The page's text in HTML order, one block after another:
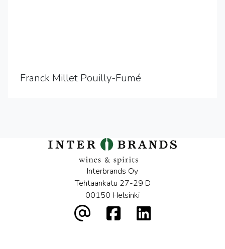
Franck Millet Pouilly-Fumé
Interbrands Oy
Tehtaankatu 27-29 D
00150 Helsinki